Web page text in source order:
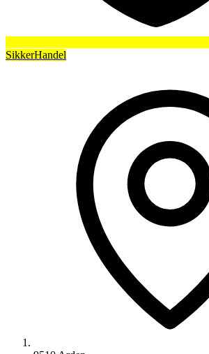
SikkerHandel